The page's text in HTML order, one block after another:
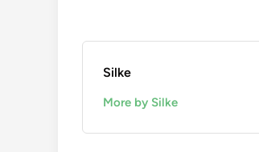
Silke
More by Silke